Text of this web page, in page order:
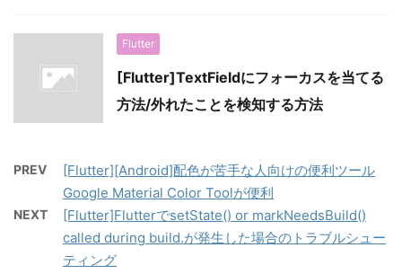
Flutter
[Flutter]TextFieldにフォーカスを当てる
方法/外れたことを検知する方法
PREV
[Flutter][Android]配色が苦手な人向けの便利ツール
Google Material Color Toolが便利
NEXT
[Flutter]FlutterでsetState() or markNeedsBuild()
called during build.が発生した場合のトラブルシュー
ティング